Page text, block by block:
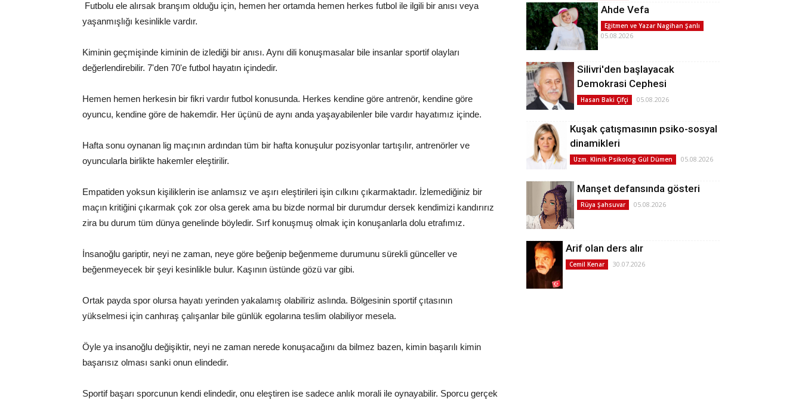
Futbolu ele alırsak branşım olduğu için, hemen her ortamda hemen herkes futbol ile ilgili bir anısı veya
yaşanmışlığı kesinlikle vardır.
Kiminin geçmişinde kiminin de izlediği bir anısı. Aynı dili konuşmasalar bile insanlar sportif olayları
değerlendirebilir. 7'den 70'e futbol hayatın içindedir.
Hemen hemen herkesin bir fikri vardır futbol konusunda. Herkes kendine göre antrenör, kendine göre
oyuncu, kendine göre de hakemdir. Her üçünü de aynı anda yaşayabilenler bile vardır hayatımız içinde.
Hafta sonu oynanan lig maçının ardından tüm bir hafta konuşulur pozisyonlar tartışılır, antrenörler ve
oyuncularla birlikte hakemler eleştirilir.
Empatiden yoksun kişiliklerin ise anlamsız ve aşırı eleştirileri işin cılkını çıkarmaktadır. İzlemediğiniz bir
maçın kritiğini çıkarmak çok zor olsa gerek ama bu bizde normal bir durumdur dersek kendimizi kandırırız
zira bu durum tüm dünya genelinde böyledir. Sırf konuşmuş olmak için konuşanlarla dolu etrafımız.
İnsanoğlu gariptir, neyi ne zaman, neye göre beğenip beğenmeme durumunu sürekli günceller ve
beğenmeyecek bir şeyi kesinlikle bulur. Kaşının üstünde gözü var gibi.
Ortak payda spor olursa hayatı yerinden yakalamış olabiliriz aslında. Bölgesinin sportif çıtasının
yükselmesi için canhıraş çalışanlar bile günlük egolarına teslim olabiliyor mesela.
Öyle ya insanoğlu değişiktir, neyi ne zaman nerede konuşacağını da bilmez bazen, kimin başarılı kimin
başarısız olması sanki onun elindedir.
Sportif başarı sporcunun kendi elindedir, onu eleştiren ise sadece anlık morali ile oynayabilir. Sporcu gerçek
Ahde Vefa
Eğitmen ve Yazar Nagihan Şanlı
05.08.2026
Silivri'den başlayacak
Demokrasi Cephesi
Hasan Baki Çifçi 05.08.2026
Kuşak çatışmasının psiko-sosyal
dinamikleri
Uzm. Klinik Psikolog Gül Dümen 05.08.2026
Manşet defansında gösteri
Rüya Şahsuvar 05.08.2026
Arif olan ders alır
Cemil Kenar 30.07.2026